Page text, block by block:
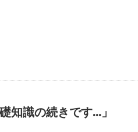
知識の続きです…」